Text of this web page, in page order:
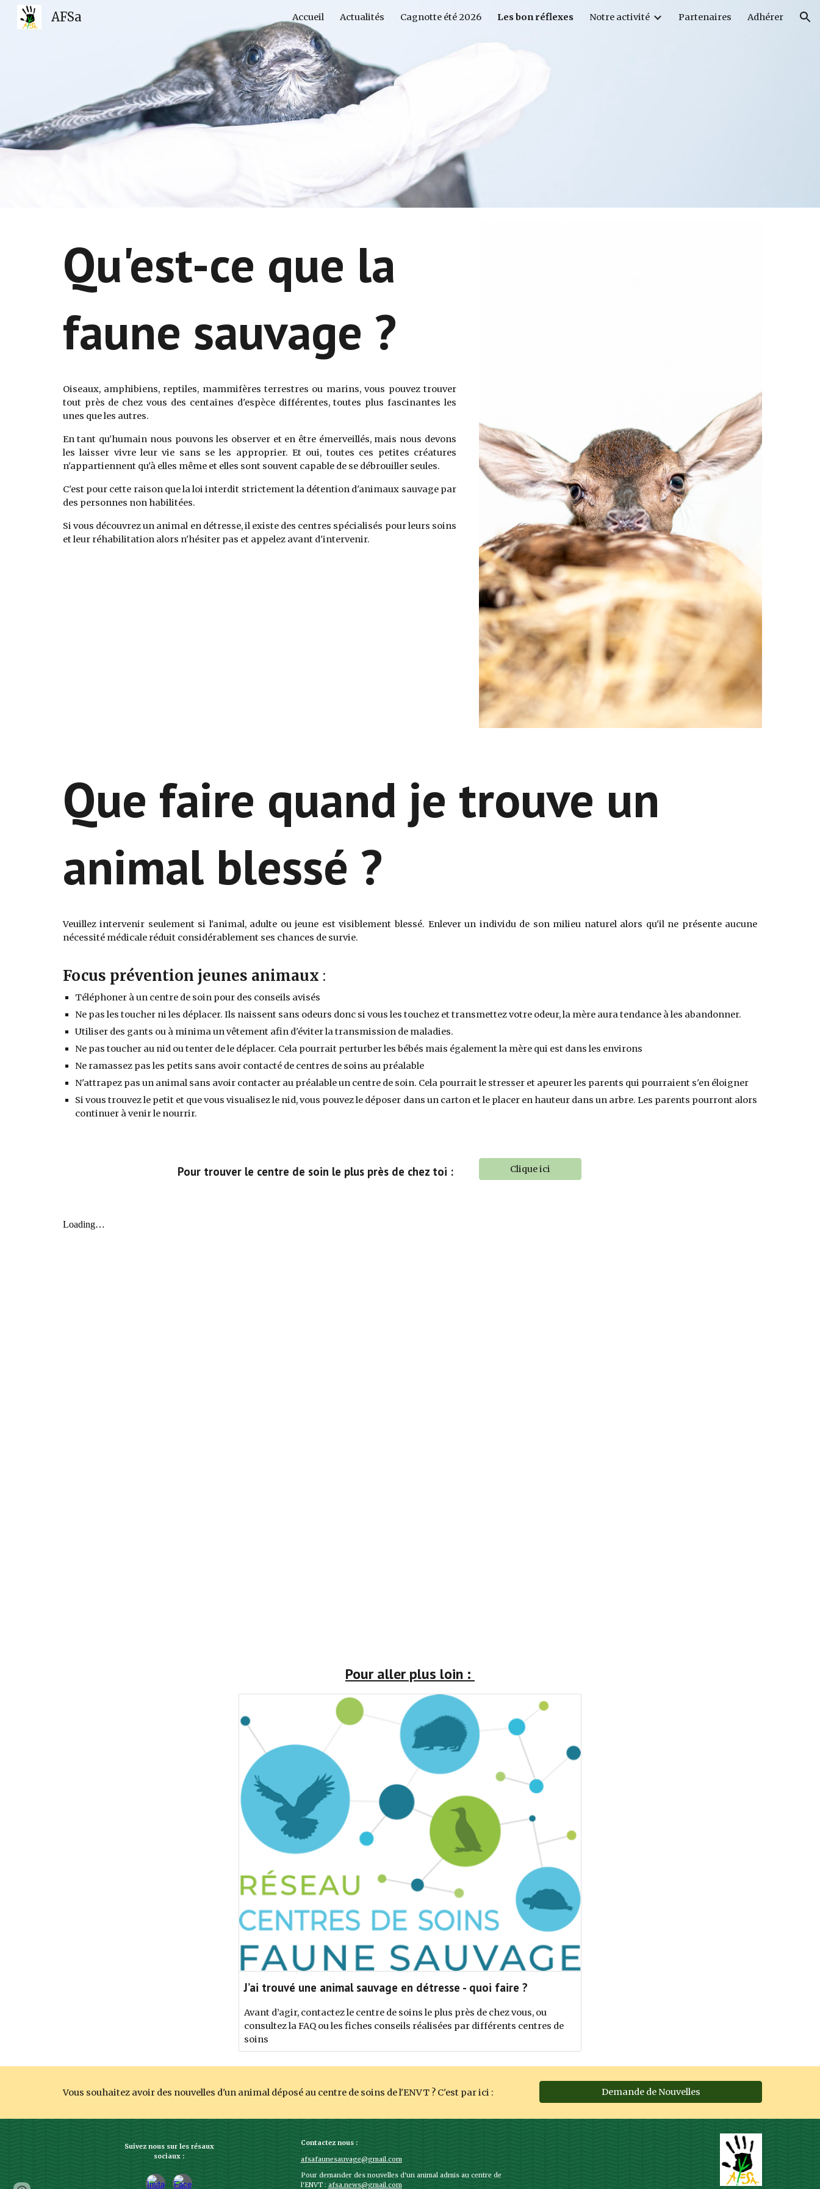
Skip to main content Skip to navigation
AFSa Accueil Actualités Cagnotte été 2026 Les bon réflexes Notre activité Partenaires Adhérer
Qu'est-ce que la
faune sauvage ?
Oiseaux, amphibiens, reptiles, mammifères terrestres ou marins, vous pouvez trouver
tout près de chez vous des centaines d'espèce différentes, toutes plus fascinantes les
unes que les autres.
En tant qu'humain nous pouvons les observer et en être émerveillés, mais nous devons
les laisser vivre leur vie sans se les approprier. Et oui, toutes ces petites créatures
n'appartiennent qu'à elles même et elles sont souvent capable de se débrouiller seules.
C'est pour cette raison que la loi interdit strictement la détention d'animaux sauvage par
des personnes non habilitées.
Si vous découvrez un animal en détresse, il existe des centres spécialisés pour leurs soins
et leur réhabilitation alors n'hésiter pas et appelez avant d'intervenir.
Que faire quand je trouve un
animal blessé ?
Veuillez intervenir seulement si l'animal, adulte ou jeune est visiblement blessé. Enlever un individu de son milieu naturel alors qu'il ne présente aucune
nécessité médicale réduit considérablement ses chances de survie.
Focus prévention jeunes animaux :
Téléphoner à un centre de soin pour des conseils avisés
Ne pas les toucher ni les déplacer. Ils naissent sans odeurs donc si vous les touchez et transmettez votre odeur, la mère aura tendance à les abandonner.
Utiliser des gants ou à minima un vêtement afin d'éviter la transmission de maladies.
Ne pas toucher au nid ou tenter de le déplacer. Cela pourrait perturber les bébés mais également la mère qui est dans les environs
Ne ramassez pas les petits sans avoir contacté de centres de soins au préalable
N'attrapez pas un animal sans avoir contacter au préalable un centre de soin. Cela pourrait le stresser et apeurer les parents qui pourraient s'en éloigner
Si vous trouvez le petit et que vous visualisez le nid, vous pouvez le déposer dans un carton et le placer en hauteur dans un arbre. Les parents pourront alors
continuer à venir le nourrir.
Pour trouver le centre de soin le plus près de chez toi : Clique ici
Pour aller plus loin :
J’ai trouvé une animal sauvage en détresse - quoi faire ?
Avant d’agir, contactez le centre de soins le plus près de chez vous, ou
consultez la FAQ ou les fiches conseils réalisées par différents centres de
soins
Vous souhaitez avoir des nouvelles d'un animal déposé au centre de soins de l'ENVT ? C'est par ici : Demande de Nouvelles
Suivez nous sur les résaux
sociaux :
Contactez nous :
afsafaunesauvage@gmail.com
Pour demander des nouvelles d'un animal admis au centre de
l'ENVT : afsa.news@gmail.com